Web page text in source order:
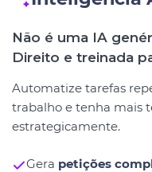
Não é uma IA
Direito e treinada
Automatize tarefas
trabalho e tenha mais
estrategicamente.
Gera petições